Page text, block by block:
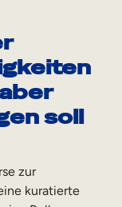
soll
zur
kuratierte